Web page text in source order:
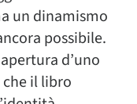
un dinamismo
possibile.
d’uno
il libro